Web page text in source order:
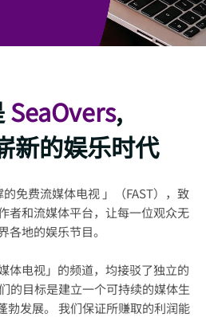
SeaOvers,
新的娱乐时代
免费流媒体电视 」（FAST），致
者和流媒体平台，让每一位观众无
各地的娱乐节目。
体电视」的频道，均接驳了独立的
的目标是建立一个可持续的媒体生
勃发展。 我们保证所赚取的利润能